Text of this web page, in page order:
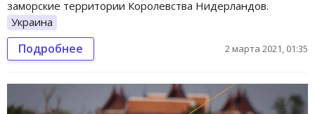
заморские территории Королевства Нидерландов.
Украина
Подробнее 2 марта 2021, 01:35